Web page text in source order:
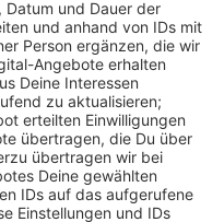
Jahr nicht ein
Gescher, Rhede und
Rückläufig. Grund
Frühjahr, das die
hat. Dazu kommen
wie